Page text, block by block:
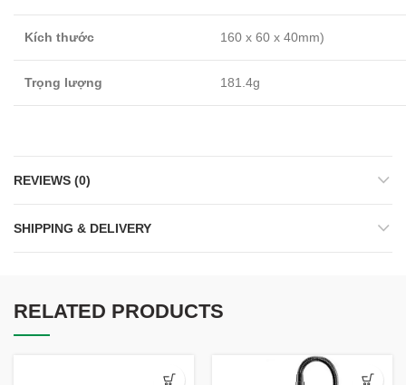
Kích thước 160 x 60 x 40mm)
Trọng lượng 181.4g
REVIEWS (0)
SHIPPING & DELIVERY
RELATED PRODUCTS